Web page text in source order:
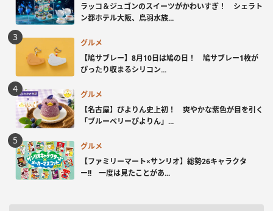
ラッコ＆ジュゴンのスイーツがかわいすぎ！ シェラト
ン都ホテル大阪、鳥羽水族...
グルメ
【鳩サブレー】8月10日は鳩の日！ 鳩サブレー1枚が
ぴったり収まるシリコン...
グルメ
【名古屋】ぴよりん史上初！ 爽やかな紫色が目を引く
「ブルーベリーぴよりん」...
グルメ
【ファミリーマート×サンリオ】総勢26キャラクタ
ー!! 一度は見たことがあ...